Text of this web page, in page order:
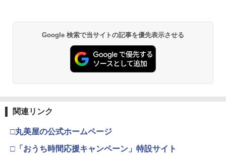
【お買い物マラソン期間限定♪最大30％O
FF】【tomtoc公式店】 Switch 2対応 ハ
￥2,653
￥1,750
＼10％OFFクーポン／PS5用 冷却ファン
クーリングファン 冷却装置 USBクーラ
￥2,680
ヤマトよ永遠に REBEL3199 7＜最終巻
＞【Blu-ray】 [ 西崎義展 ]
4
ドエディション 1【Blu-ray】 [ 堀川亮 ]
￥16,368
スプラトゥーン レイダース -Switch2
Beast of Reincarnation -PS5 【特典】
プロダクトコード 封入
￥7,286
￥11,980
【純正品】Xbox ワイヤレス コントロー
ラー (ロボット ホワイト)
￥7,681
【純正品】Xbox ワイヤレス コントロー
4
【純正品】Xbox 充電式バッテリー + US
劇場版「鬼滅の刃」無限城編 第一章 猗
窩座再来 通常版 [DVD]
￥3,523
(オリジナル特典:オリジナル巾着＋メー
カー特典:【坤と離】二振りの剣、十翼よ
り来たる！スタジオ描き下ろしイラスト
ボード付) [Blu-ray]
Google 検索で当サイトの記事を優先表示させる
関連リンク
□丸美屋の公式ホームページ
□「おうち時間応援キャンペーン」特設サイト